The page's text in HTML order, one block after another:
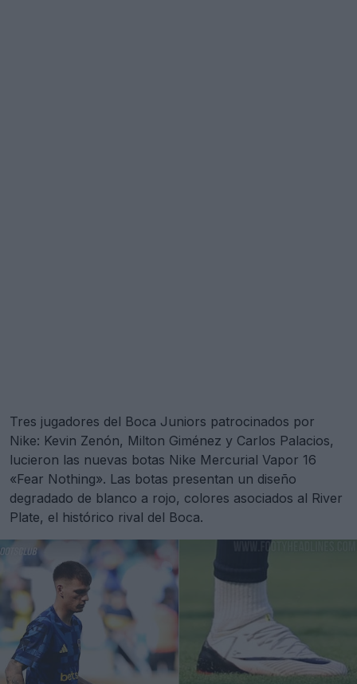
Tres jugadores del Boca Juniors patrocinados por
Nike: Kevin Zenón, Milton Giménez y Carlos Palacios,
lucieron las nuevas botas Nike Mercurial Vapor 16
«Fear Nothing». Las botas presentan un diseño
degradado de blanco a rojo, colores asociados al River
Plate, el histórico rival del Boca.